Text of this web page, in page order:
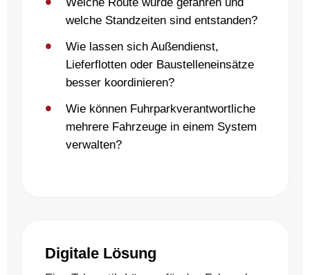
welche Standzeiten sind entstanden?
Wie lassen sich Außendienst,
Lieferflotten oder Baustelleneinsätze
besser koordinieren?
Wie können Fuhrparkverantwortliche
mehrere Fahrzeuge in einem System
verwalten?
Digitale Lösung